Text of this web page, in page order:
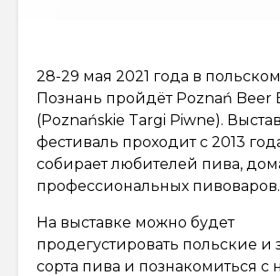
28-29 мая 2021 года в
Познань пройдёт Poznań Beer
(Poznańskie Targi Piwne).
фестиваль проходит с 2013
собирает любителей пива,
профессиональных пивоваров.
На выставке можно будет
продегустировать польские и
сорта пива и познакомиться с